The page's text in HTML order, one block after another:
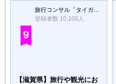
旅行コンサル「タイガ&まよ」
登録者数 10,100人
9
【滋賀県】旅行や観光にお